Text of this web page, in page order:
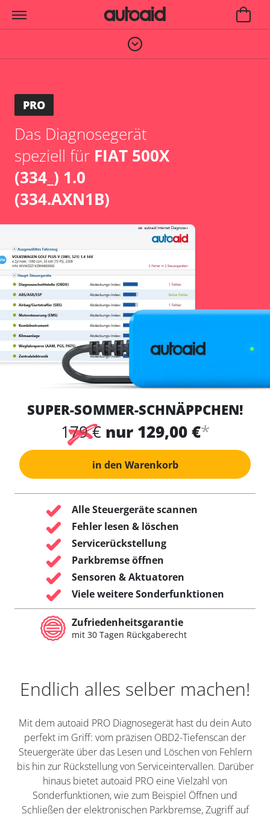
PRO
Das Diagnosegerät
speziell für FIAT 500X
(334_) 1.0
(334.AXN1B)
SUPER-SOMMER-SCHNÄPPCHEN!
179 € nur 129,00 €*
in den Warenkorb
Alle Steuergeräte scannen
Fehler lesen & löschen
Servicerückstellung
Parkbremse öffnen
Sensoren & Aktuatoren
Viele weitere Sonderfunktionen
Zufriedenheitsgarantie
mit 30 Tagen Rückgaberecht
Endlich alles selber machen!
Mit dem autoaid PRO Diagnosegerät hast du dein Auto
perfekt im Griff: vom präzisen OBD2-Tiefenscan der
Steuergeräte über das Lesen und Löschen von Fehlern
bis hin zur Rückstellung von Serviceintervallen. Darüber
hinaus bietet autoaid PRO eine Vielzahl von
Sonderfunktionen, wie zum Beispiel Öffnen und
Schließen der elektronischen Parkbremse, Zugriff auf